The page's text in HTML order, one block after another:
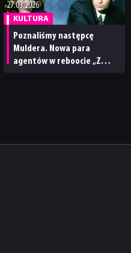
27.03.2026
KULTURA
Poznaliśmy następcę
Muldera. Nowa para
agentów w reboocie „Z